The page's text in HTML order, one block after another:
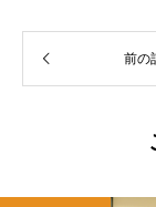
前の